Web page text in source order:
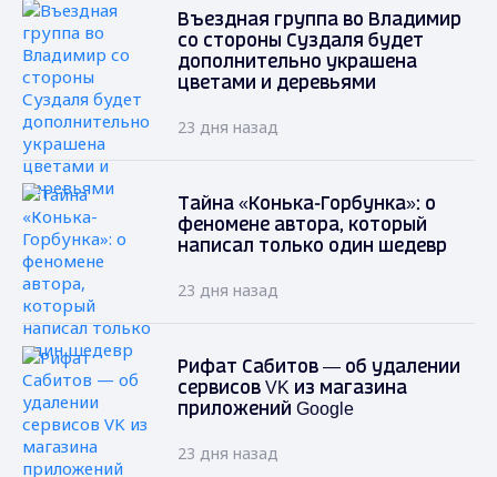
Въездная группа во Владимир
со стороны Суздаля будет
дополнительно украшена
цветами и деревьями
23 дня назад
Тайна «Конька-Горбунка»: о
феномене автора, который
написал только один шедевр
23 дня назад
Рифат Сабитов — об удалении
сервисов VK из магазина
приложений Google
23 дня назад